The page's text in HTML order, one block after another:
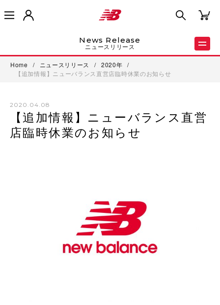
News Release
ニュースリリース
Home / ニュースリリース / 2020年
/
【追加情報】ニューバランス直営店臨時休業のお知らせ
2020.04.08
【追加情報】ニューバランス直営
店臨時休業のお知らせ